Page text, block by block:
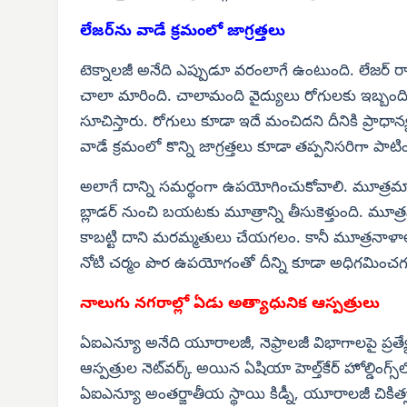
లేజర్‌ను వాడే క్రమంలో జాగ్రత్తలు
టెక్నాలజీ అనేది ఎప్పుడూ వరంలాగే ఉంటుంది. లేజర్
చాలా మారింది. చాలామంది వైద్యులు రోగులకు
సూచిస్తారు. రోగులు కూడా ఇదే మంచిదని దీనికి
వాడే క్రమంలో కొన్ని జాగ్రత్తలు కూడా తప్పనిసరిగా
అలాగే దాన్ని సమర్థంగా ఉపయోగించుకోవాలి.
బ్లాడర్ నుంచి బయటకు మూత్రాన్ని తీసుకెళ్తుంది.
కాబట్టి దాని మరమ్మతులు చేయగలం. కానీ
నోటి చర్మం పొర ఉపయోగంతో దీన్ని కూడా
నాలుగు నగరాల్లో ఏడు అత్యాధునిక ఆస్పత్రులు
ఏఐఎన్యూ అనేది యూరాలజీ, నెఫ్రాలజీ విభాగాలపై
ఆస్పత్రుల నెట్‌వర్క్ అయిన ఏషియా హెల్త్‌కేర్
ఏఐఎన్యూ అంతర్జాతీయ స్థాయి కిడ్నీ, యూరాలజీ